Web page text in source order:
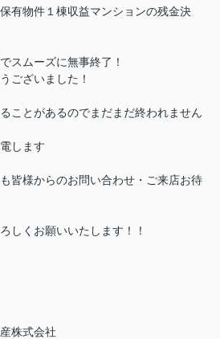
有物件１棟収益マンションの残金決
スムーズに無事終了！
ございました！
ことがあるのでまだまだ終われません
します
皆様からのお問い合わせ・ご来店お待
しくお願いいたします！！
株式会社